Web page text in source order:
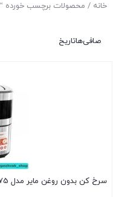
خانه / محصولات برچسب خورده
صافی‌هاتاریخ
سرخ کن بدون روغن مایر مدل 975